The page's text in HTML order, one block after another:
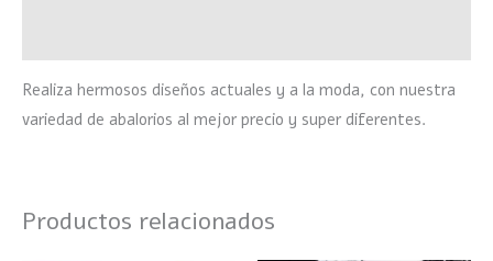
Realiza hermosos diseños actuales y a la moda, con nuestra
variedad de abalorios al mejor precio y super diferentes.
Productos relacionados